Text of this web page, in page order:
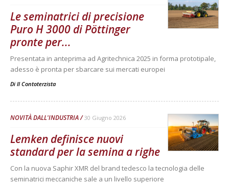
Le seminatrici di precisione
Puro H 3000 di Pöttinger
pronte per...
Presentata in anteprima ad Agritechnica 2025 in forma prototipale,
adesso è pronta per sbarcare sui mercati europei
Di Il Contoterzista
NOVITÀ DALL'INDUSTRIA 30 Giugno 2026
Lemken definisce nuovi
standard per la semina a righe
Con la nuova Saphir XMR del brand tedesco la tecnologia delle
seminatrici meccaniche sale a un livello superiore